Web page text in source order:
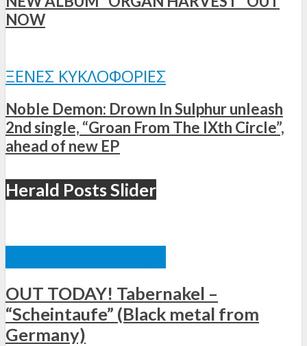
NOW
ΞΈΝΕΣ ΚΥΚΛΟΦΟΡΊΕΣ
Noble Demon: Drown In Sulphur unleash
2nd single, “Groan From The IXth Circle”,
ahead of new EP
Herald Posts Slider
OUT TODAY! Tabernakel –
“Scheintaufe” (Black metal from
Germany)